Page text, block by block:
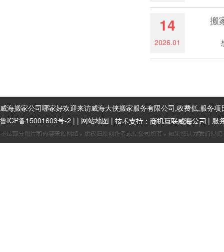
14
2026.01
搬
想
威海搬家公司哪家好欢迎来访威海大侠搬家服务有限公司,收费低,服务项
鲁ICP备15001603号-2 | | 网站地图 | | 服